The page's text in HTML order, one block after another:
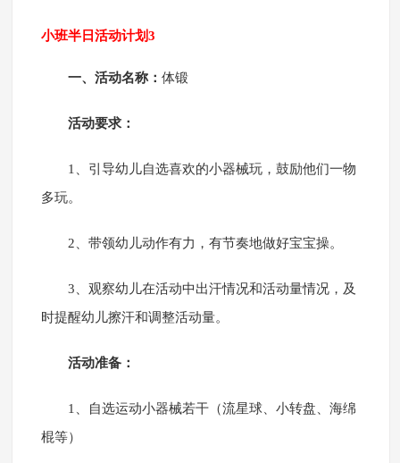
小班半日活动计划3
一、活动名称： 体锻
活动要求：
1、引导幼儿自选喜欢的小器械玩，鼓励他们一物
多玩。
2、带领幼儿动作有力，有节奏地做好宝宝操。
3、观察幼儿在活动中出汗情况和活动量情况，及
时提醒幼儿擦汗和调整活动量。
活动准备：
1、自选运动小器械若干（流星球、小转盘、海绵
棍等）